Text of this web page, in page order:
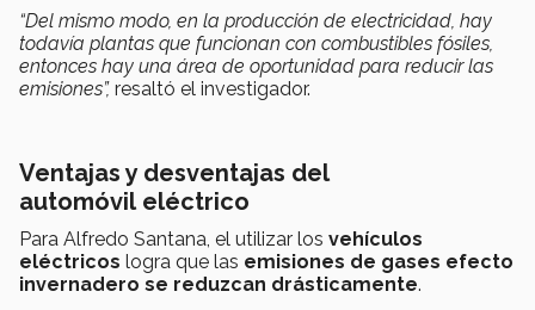
“Del mismo modo, en la producción de electricidad, hay
todavía plantas que funcionan con combustibles fósiles,
entonces hay una área de oportunidad para reducir las
emisiones”, resaltó el investigador.
Ventajas y desventajas del
automóvil eléctrico
Para Alfredo Santana, el utilizar los vehículos
eléctricos logra que las emisiones de gases efecto
invernadero se reduzcan drásticamente.